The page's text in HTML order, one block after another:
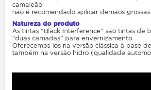
camaleão.
não é recomendado aplicar demãos grossas.
Natureza do produto
As tintas “Black Interference” são tintas de
“duas camadas” para envernizamento.
Oferecemos-los na versão clássica à base
também na versão hidro (qualidade